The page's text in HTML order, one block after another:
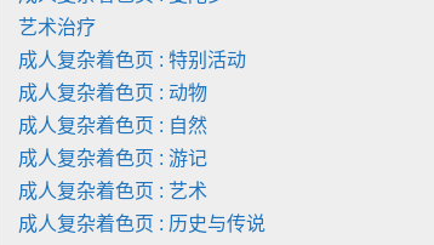
艺术治疗
成人复杂着色页 : 特别活动
成人复杂着色页 : 动物
成人复杂着色页 : 自然
成人复杂着色页 : 游记
成人复杂着色页 : 艺术
成人复杂着色页 : 历史与传说